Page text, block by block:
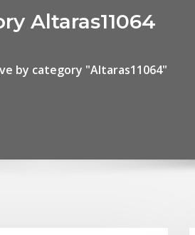
Altaras11064
by category "Altaras11064"